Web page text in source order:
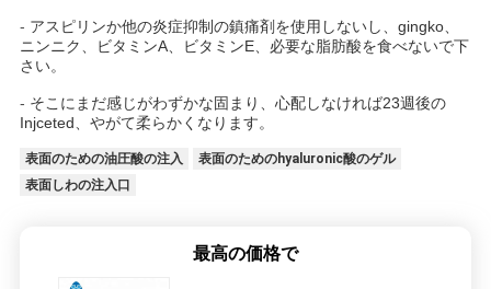
- アスピリンか他の炎症抑制の鎮痛剤を使用しないし、gingko、
ニンニク、ビタミンA、ビタミンE、必要な脂肪酸を食べないで下
さい。
- そこにまだ感じがわずかな固まり、心配しなければ23週後の
Injceted、やがて柔らかくなります。
表面のための油圧酸の注入
表面のためのhyaluronic酸のゲル
表面しわの注入口
最高の価格で